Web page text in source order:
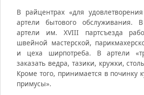
В райцентрах «для
артели бытового обслуживания.
артели им. XVIII партсъезда
швейной мастерской,
и цеха ширпотреба. В артели
заказать ведра, тазики, кружки,
Кроме того, принимается в починку
примусы».